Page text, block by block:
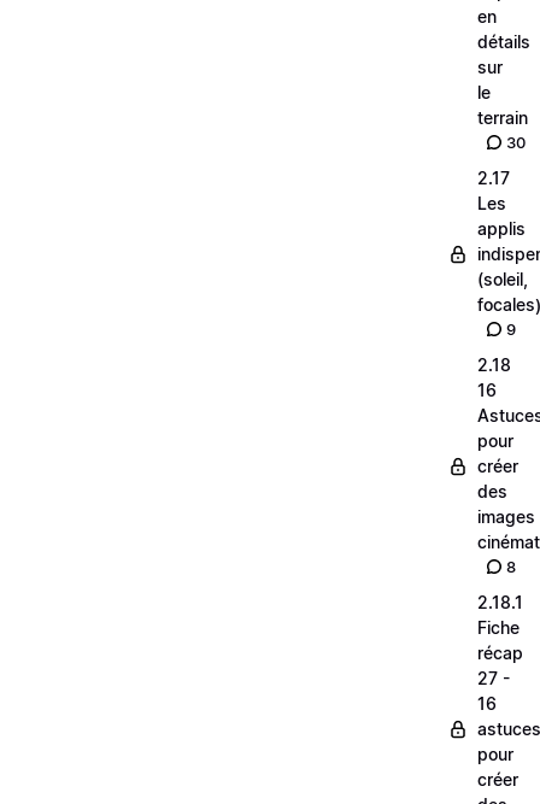
en
détails
sur
le
terrain
30
2.17
Les
applis
(soleil,
focales)
9
2.18
16
pour
créer
des
images
8
2.18.1
Fiche
récap
27 -
16
astuces
pour
créer